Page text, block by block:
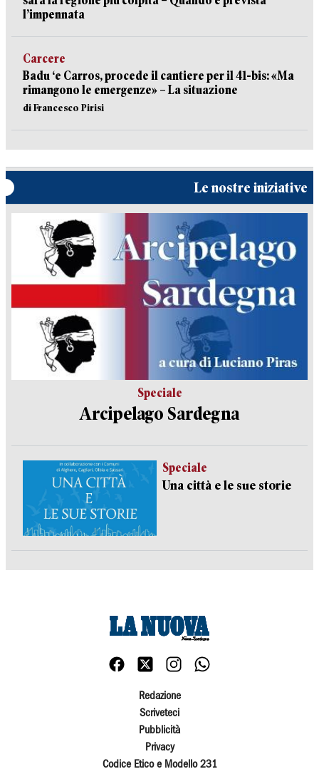
l’impennata
Carcere
Badu ‘e Carros, procede il cantiere per il 41-bis: «Ma
rimangono le emergenze» – La situazione
di Francesco Pirisi
Le nostre iniziative
Speciale
Arcipelago Sardegna
Speciale
Una città e le sue storie
Redazione
Scriveteci
Pubblicità
Privacy
Codice Etico e Modello 231